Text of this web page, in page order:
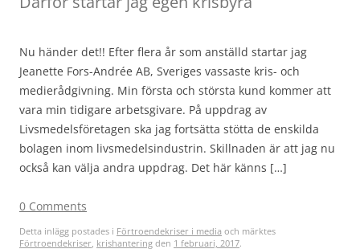
Nu händer det!! Efter flera år som anställd startar jag
Jeanette Fors-Andrée AB, Sveriges vassaste kris- och
medierådgivning. Min första och största kund kommer att
vara min tidigare arbetsgivare. På uppdrag av
Livsmedelsföretagen ska jag fortsätta stötta de enskilda
bolagen inom livsmedelsindustrin. Skillnaden är att jag nu
också kan välja andra uppdrag. Det här känns […]
0 Comments
Detta inlägg postades i Förtroendekriser i media och märktes
Förtroendekriser, krishantering den 1 februari, 2017.